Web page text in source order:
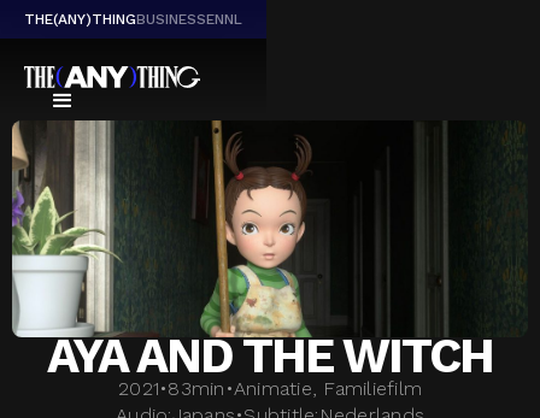
THE(ANY)THINGBUSINESSENNL
AYA AND THE WITCH
2021•83min •Animatie, Familiefilm